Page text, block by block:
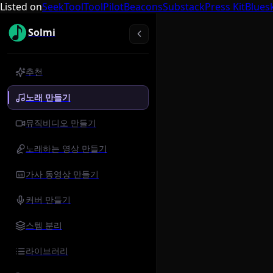
Listed onSeekToolToolPilotBeaconsSubstackPress Kit
Solmi
추천
노래 만들기
뮤직비디오 만들기
노래하는 영상 만들기
가사 동영상 만들기
커버 만들기
스템 분리
라이브러리